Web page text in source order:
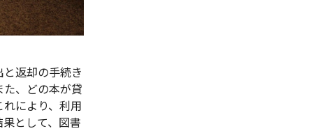
返却の手続き
、どの本が貸
により、利用
として、図書